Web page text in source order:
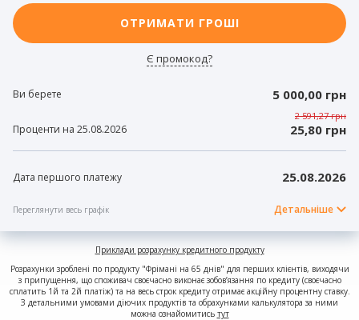
ОТРИМАТИ ГРОШІ
Є промокод?
Ви берете 5 000,00 грн
2 591,27 грн
Проценти на 25.08.2026 25,80 грн
Дата першого платежу 25.08.2026
Переглянути весь графік Детальніше
Приклади розрахунку кредитного продукту
Розрахунки зроблені по продукту "Фрімані на 65 днів" для перших клієнтів, виходячи
з припущення, що споживач своєчасно виконає зобов’язання по кредиту (своєчасно
сплатить 1й та 2й платіж) та на весь строк кредиту отримає акційну процентну ставку.
З детальними умовами діючих продуктів та обрахунками калькулятора за ними
можна ознайомитись тут